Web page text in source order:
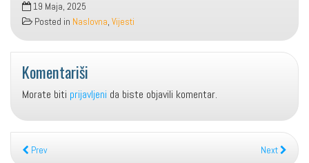
19 Maja, 2025
Posted in Naslovna, Vijesti
Komentariši
Morate biti prijavljeni da biste objavili komentar.
Prev Next